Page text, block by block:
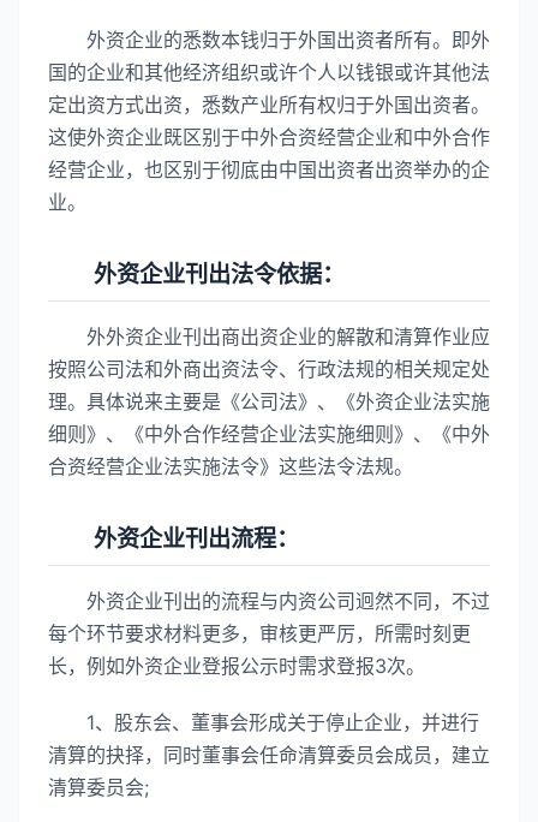
外资企业的悉数本钱归于外国出资者所有。即外
国的企业和其他经济组织或许个人以钱银或许其他法
定出资方式出资，悉数产业所有权归于外国出资者。
这使外资企业既区别于中外合资经营企业和中外合作
经营企业，也区别于彻底由中国出资者出资举办的企
业。
外资企业刊出法令依据：
外外资企业刊出商出资企业的解散和清算作业应
按照公司法和外商出资法令、行政法规的相关规定处
理。具体说来主要是《公司法》、《外资企业法实施
细则》、《中外合作经营企业法实施细则》、《中外
合资经营企业法实施法令》这些法令法规。
外资企业刊出流程：
外资企业刊出的流程与内资公司迥然不同，不过
每个环节要求材料更多，审核更严厉，所需时刻更
长，例如外资企业登报公示时需求登报3次。
1、股东会、董事会形成关于停止企业，并进行
清算的抉择，同时董事会任命清算委员会成员，建立
清算委员会;